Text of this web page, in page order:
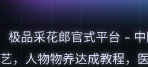
极品采花郎官式平台 -
艺，人物物养达成教程，